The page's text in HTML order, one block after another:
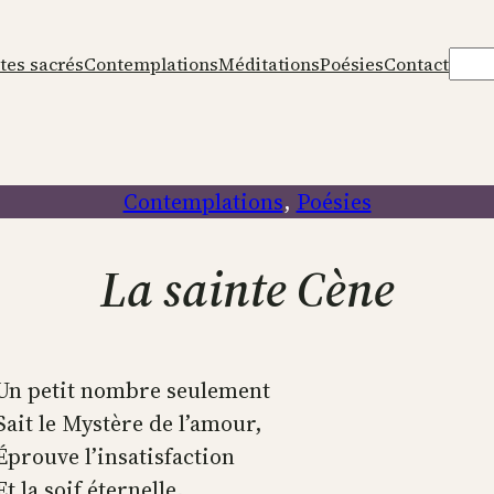
sacrésContemplationsMéditationsPoésiesContact
Contemplations, Poésies
La sainte Cène
petit nombre seulement
le Mystère de l’amour,
l’insatisfaction